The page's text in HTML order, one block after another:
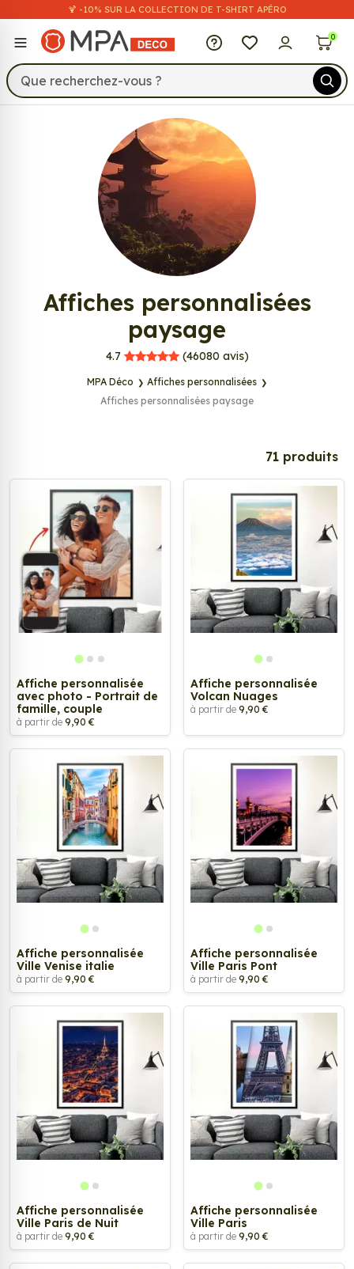
🍹 -10% SUR LA COLLECTION DE T-SHIRT APÉRO
MPA Déco 0
Affiches personnalisées
paysage
MPA Déco
4.7 (46080 avis)
MPA Déco
Affiches personnalisées
Affiches personnalisées paysage
71 produits
Affiche personnalisée
avec photo - Portrait de
famille, couple
à partir de 9,90 €
Affiche personnalisée
Volcan Nuages
à partir de 9,90 €
Affiche personnalisée
Ville Venise italie
à partir de 9,90 €
Affiche personnalisée
Ville Paris Pont
à partir de 9,90 €
Affiche personnalisée
Ville Paris de Nuit
à partir de 9,90 €
Affiche personnalisée
Ville Paris
à partir de 9,90 €